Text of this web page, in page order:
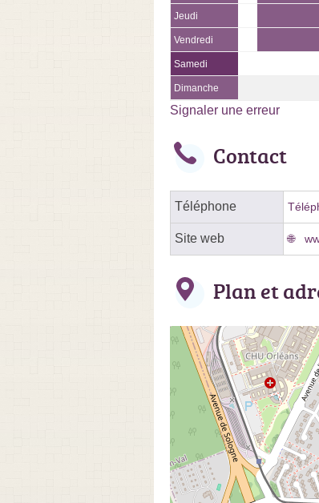
Jeudi
Vendredi
Samedi
Dimanche
Signaler une erreur
Contact
Téléphone
Site web
Plan et